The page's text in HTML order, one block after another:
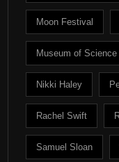
Moon Festival
Museum of Science
Nikki Haley
Rachel Swift
Samuel Sloan